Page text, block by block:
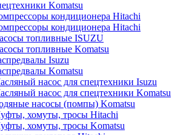
Komatsu
кондиционера Hitachi
кондиционера Hitachi
топливные ISUZU
топливные Komatsu
Isuzu
Komatsu
насос для спецтехники Isuzu
насос для спецтехники Komatsu
насосы (помпы) Komatsu
хомуты, тросы Hitachi
хомуты, тросы Komatsu